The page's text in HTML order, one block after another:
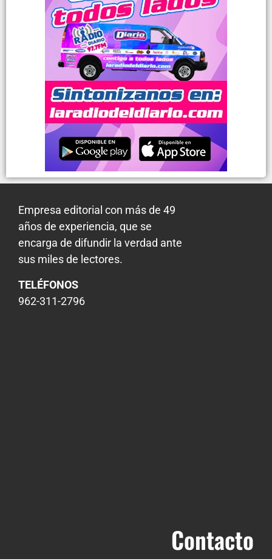
Empresa editorial con más de 49
años de experiencia, que se
encarga de difundir la verdad ante
sus miles de lectores.
TELÉFONOS
962-311-2796
Contacto